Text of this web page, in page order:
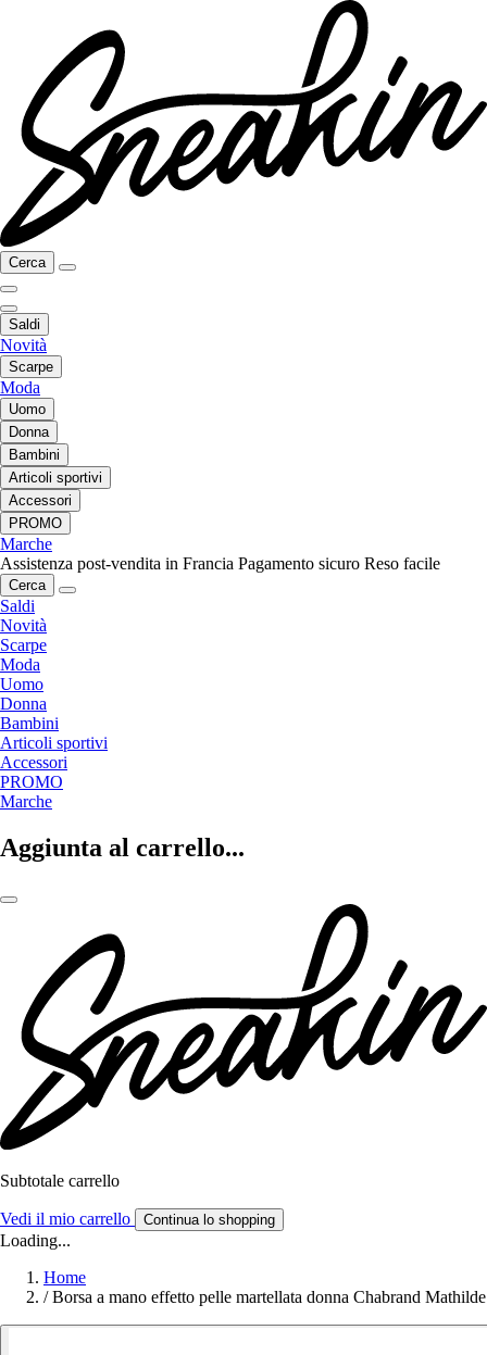
Cerca
Saldi
Novità
Scarpe
Moda
Uomo
Donna
Bambini
Articoli sportivi
Accessori
PROMO
Marche
Assistenza post-vendita in Francia Pagamento sicuro Reso facile
Cerca
Saldi
Novità
Scarpe
Moda
Uomo
Donna
Bambini
Articoli sportivi
Accessori
PROMO
Marche
Aggiunta al carrello...
Subtotale carrello
Vedi il mio carrello Continua lo shopping
Loading...
Home
/ Borsa a mano effetto pelle martellata donna Chabrand Mathilde